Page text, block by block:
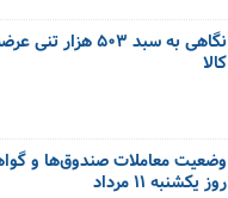
نگاهی به سبد ۵۰۳
کالا
وضعیت معاملات صندوق‌ها و
روز یکشنبه ۱۱ مرداد